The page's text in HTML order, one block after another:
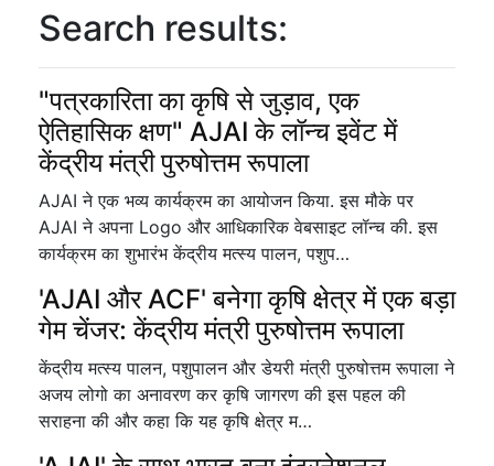
Search results:
"पत्रकारिता का कृषि से जुड़ाव, एक
ऐतिहासिक क्षण" AJAI के लॉन्च इवेंट में
केंद्रीय मंत्री पुरुषोत्तम रूपाला
AJAI ने एक भव्य कार्यक्रम का आयोजन किया. इस मौके पर
AJAI ने अपना Logo और आधिकारिक वेबसाइट लॉन्च की. इस
कार्यक्रम का शुभारंभ केंद्रीय मत्स्य पालन, पशुप…
'AJAI और ACF' बनेगा कृषि क्षेत्र में एक बड़ा
गेम चेंजर: केंद्रीय मंत्री पुरुषोत्तम रूपाला
केंद्रीय मत्स्य पालन, पशुपालन और डेयरी मंत्री पुरुषोत्तम रूपाला ने
अजय लोगो का अनावरण कर कृषि जागरण की इस पहल की
सराहना की और कहा कि यह कृषि क्षेत्र म…